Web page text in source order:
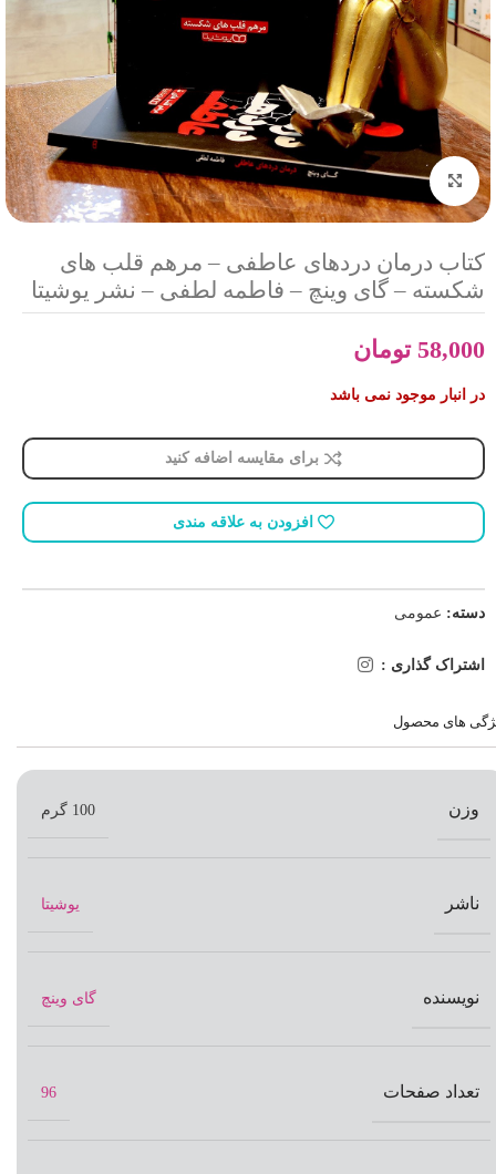
بزرگنمایی تصویر
کتاب درمان دردهای عاطفی – مرهم قلب های
شکسته – گای وینچ – فاطمه لطفی – نشر یوشیتا
58,000 تومان
در انبار موجود نمی باشد
برای مقایسه اضافه کنید
افزودن به علاقه مندی
دسته: عمومی
اشتراک گذاری :
های محصول
وزن 100 گرم
ناشر یوشیتا
نویسنده گای وینچ
تعداد صفحات 96